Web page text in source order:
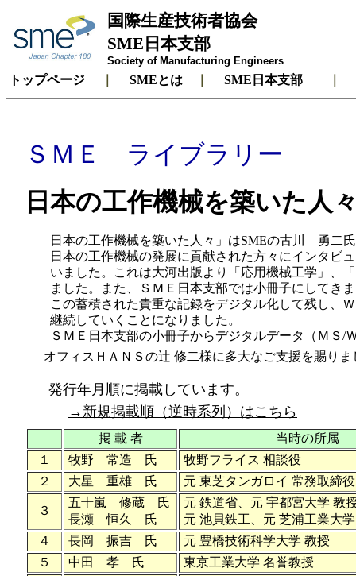
国際生産技術者協会
SME日本支部
Society of Manufacturing Engineers
トップページ SMEとは SME日本支部
ＳＭＥ ライブラリー
日本の工作機械を築いた人
日本の工作機械を築いた人々」はSMEの古川 勇二氏
日本の工作機械の発展に貢献された方々にインタビュ
いました。これは大河出版より「応用機械工学」、「
ました。また、ＳＭＥ日本支部では小冊子にしてき
この蓄積された貴重な記録をデジタル化して残し、Ｗ
継続していくことになりました。
ＳＭＥ日本支部の小冊子からデジタルデータ（ＭＳ/
オフィスＨＡＮＳの辻 修二様に多大なご支援を賜りま
発行年月順に掲載しています。
→新規掲載順（逆時系列）はこちら
掲 載 者
当時の所属
１
牧野 常造 氏
牧野フライス 相談役
２
大星 重雄 氏 元 東芝タンガロイ 常務取締役
３
五十嵐 修蔵 氏
長瀬 恒久 氏
元 鉄道省、元 宇都宮大学 教
元 池貝鉄工、元 芝浦工業大
４
長岡 振吉 氏
元 豊橋技術科学大学 教授
５
中田 孝 氏
東京工業大学 名誉教授